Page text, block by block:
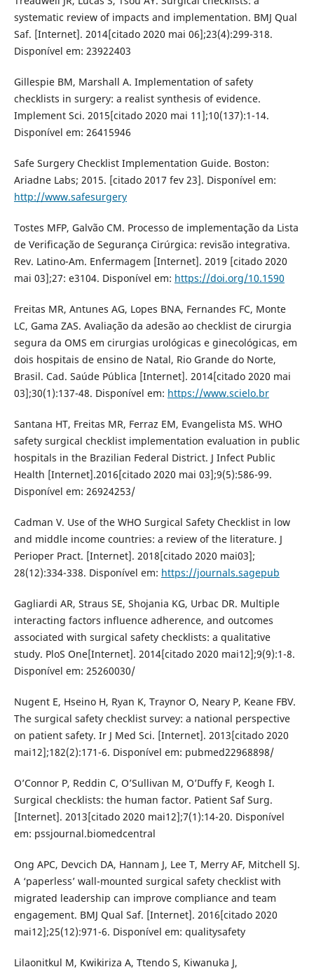
systematic review of impacts and implementation. BMJ Qual
Saf. [Internet]. 2014[citado 2020 mai 06];23(4):299-318.
Disponível em: 23922403
Gillespie BM, Marshall A. Implementation of safety
checklists in surgery: a realist synthesis of evidence.
Implement Sci. 2015[citado 2020 mai 11];10(137):1-14.
Disponível em: 26415946
Safe Surgery Checklist Implementation Guide. Boston:
Ariadne Labs; 2015. [citado 2017 fev 23]. Disponível em:
http://www.safesurgery
Tostes MFP, Galvão CM. Processo de implementação da Lista
de Verificação de Segurança Cirúrgica: revisão integrativa.
Rev. Latino-Am. Enfermagem [Internet]. 2019 [citado 2020
mai 03];27: e3104. Disponível em: https://doi.org/10.1590
Freitas MR, Antunes AG, Lopes BNA, Fernandes FC, Monte
LC, Gama ZAS. Avaliação da adesão ao checklist de cirurgia
segura da OMS em cirurgias urológicas e ginecológicas, em
dois hospitais de ensino de Natal, Rio Grande do Norte,
Brasil. Cad. Saúde Pública [Internet]. 2014[citado 2020 mai
03];30(1):137-48. Disponível em: https://www.scielo.br
Santana HT, Freitas MR, Ferraz EM, Evangelista MS. WHO
safety surgical checklist implementation evaluation in public
hospitals in the Brazilian Federal District. J Infect Public
Health [Internet].2016[citado 2020 mai 03];9(5):586-99.
Disponível em: 26924253/
Cadman V. Use of the WHO Surgical Safety Checklist in low
and middle income countries: a review of the literature. J
Perioper Pract. [Internet]. 2018[citado 2020 mai03];
28(12):334-338. Disponível em: https://journals.sagepub
Gagliardi AR, Straus SE, Shojania KG, Urbac DR. Multiple
interacting factors influence adherence, and outcomes
associated with surgical safety checklists: a qualitative
study. PloS One[Internet]. 2014[citado 2020 mai12];9(9):1-8.
Disponível em: 25260030/
Nugent E, Hseino H, Ryan K, Traynor O, Neary P, Keane FBV.
The surgical safety checklist survey: a national perspective
on patient safety. Ir J Med Sci. [Internet]. 2013[citado 2020
mai12];182(2):171-6. Disponível em: pubmed22968898/
O’Connor P, Reddin C, O’Sullivan M, O’Duffy F, Keogh I.
Surgical checklists: the human factor. Patient Saf Surg.
[Internet]. 2013[citado 2020 mai12];7(1):14-20. Disponível
em: pssjournal.biomedcentral
Ong APC, Devcich DA, Hannam J, Lee T, Merry AF, Mitchell SJ.
A ‘paperless’ wall-mounted surgical safety checklist with
migrated leadership can improve compliance and team
engagement. BMJ Qual Saf. [Internet]. 2016[citado 2020
mai12];25(12):971-6. Disponível em: qualitysafety
Lilaonitkul M, Kwikiriza A, Ttendo S, Kiwanuka J,